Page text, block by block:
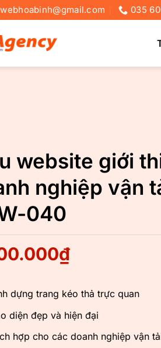
webhoabinh@gmail.com 035
website giới
nghiệp vận
040
₫
dựng trang kéo thả trực quan
diện đẹp và hiện đại
hợp cho các doanh nghiệp vận